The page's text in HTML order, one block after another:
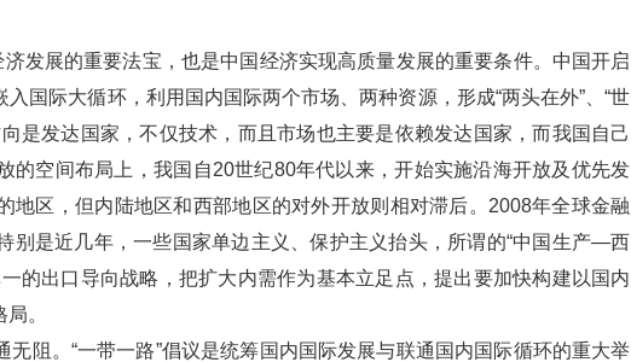
发展的重要法宝，也是中国经济实现高质量发展的重要条件。中国开启
国际大循环，利用国内国际两个市场、两种资源，形成“两头在外”、“世
是发达国家，不仅技术，而且市场也主要是依赖发达国家，而我国自己
的空间布局上，我国自20世纪80年代以来，开始实施沿海开放及优先发
地区，但内陆地区和西部地区的对外开放则相对滞后。2008年全球金融
别是近几年，一些国家单边主义、保护主义抬头，所谓的“中国生产—西
的出口导向战略，把扩大内需作为基本立足点，提出要加快构建以国内
。
阻。“一带一路”倡议是统筹国内国际发展与联通国内国际循环的重大举